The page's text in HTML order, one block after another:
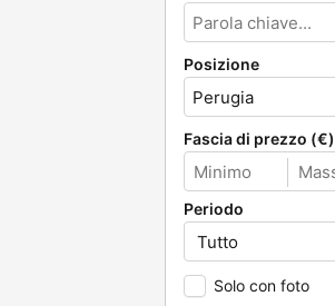
Posizione
Fascia di prezzo (€)
Periodo
Solo con foto